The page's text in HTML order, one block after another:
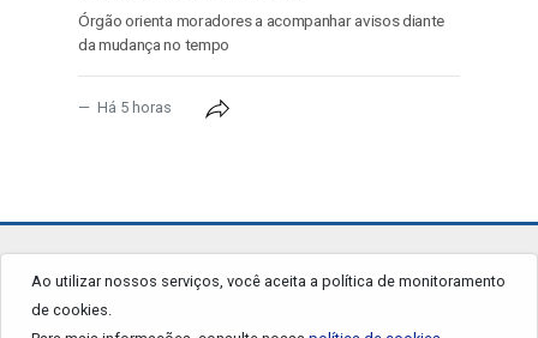
Órgão orienta moradores a acompanhar avisos diante
da mudança no tempo
Há 5 horas
Ao utilizar nossos serviços, você aceita a política de monitoramento
de cookies.
jornalgrandourados.com.br